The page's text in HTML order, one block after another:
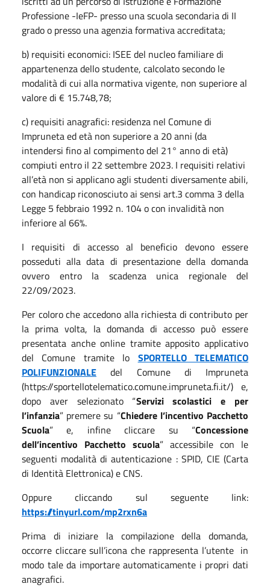
Professione -IeFP- presso una scuola secondaria di II
grado o presso una agenzia formativa accreditata;
b) requisiti economici: ISEE del nucleo familiare di
appartenenza dello studente, calcolato secondo le
modalità di cui alla normativa vigente, non superiore al
valore di € 15.748,78;
c) requisiti anagrafici: residenza nel Comune di
Impruneta ed età non superiore a 20 anni (da
intendersi fino al compimento del 21° anno di età)
compiuti entro il 22 settembre 2023. I requisiti relativi
all’età non si applicano agli studenti diversamente abili,
con handicap riconosciuto ai sensi art.3 comma 3 della
Legge 5 febbraio 1992 n. 104 o con invalidità non
inferiore al 66%.
I requisiti di accesso al beneficio devono essere
posseduti alla data di presentazione della domanda
ovvero entro la scadenza unica regionale del
22/09/2023.
Per coloro che accedono alla richiesta di contributo per
la prima volta, la domanda di accesso può essere
presentata anche online tramite apposito applicativo
del Comune tramite lo SPORTELLO TELEMATICO
POLIFUNZIONALE del Comune di Impruneta
(https://sportellotelematico.comune.impruneta.fi.it/) e,
dopo aver selezionato “Servizi scolastici e per
l’infanzia” premere su “Chiedere l’incentivo Pacchetto
Scuola” e, infine cliccare su “Concessione
dell’incentivo Pacchetto scuola” accessibile con le
seguenti modalità di autenticazione : SPID, CIE (Carta
di Identità Elettronica) e CNS.
Oppure cliccando sul seguente link:
https://tinyurl.com/mp2rxn6a
Prima di iniziare la compilazione della domanda,
occorre cliccare sull’icona che rappresenta l’utente in
modo tale da importare automaticamente i propri dati
anagrafici.